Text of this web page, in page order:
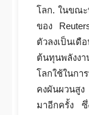
โลก. ในขณะ
ของ
ตัวลงเป็นเ
ต้นทุนพลังงา
โลกใช้ในก
คงผันผวนสู
มาอีกครั้ง ซึ่